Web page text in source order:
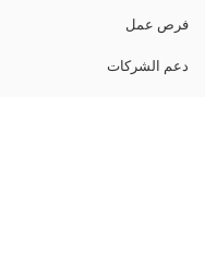
فرص عمل
دعم الشركات